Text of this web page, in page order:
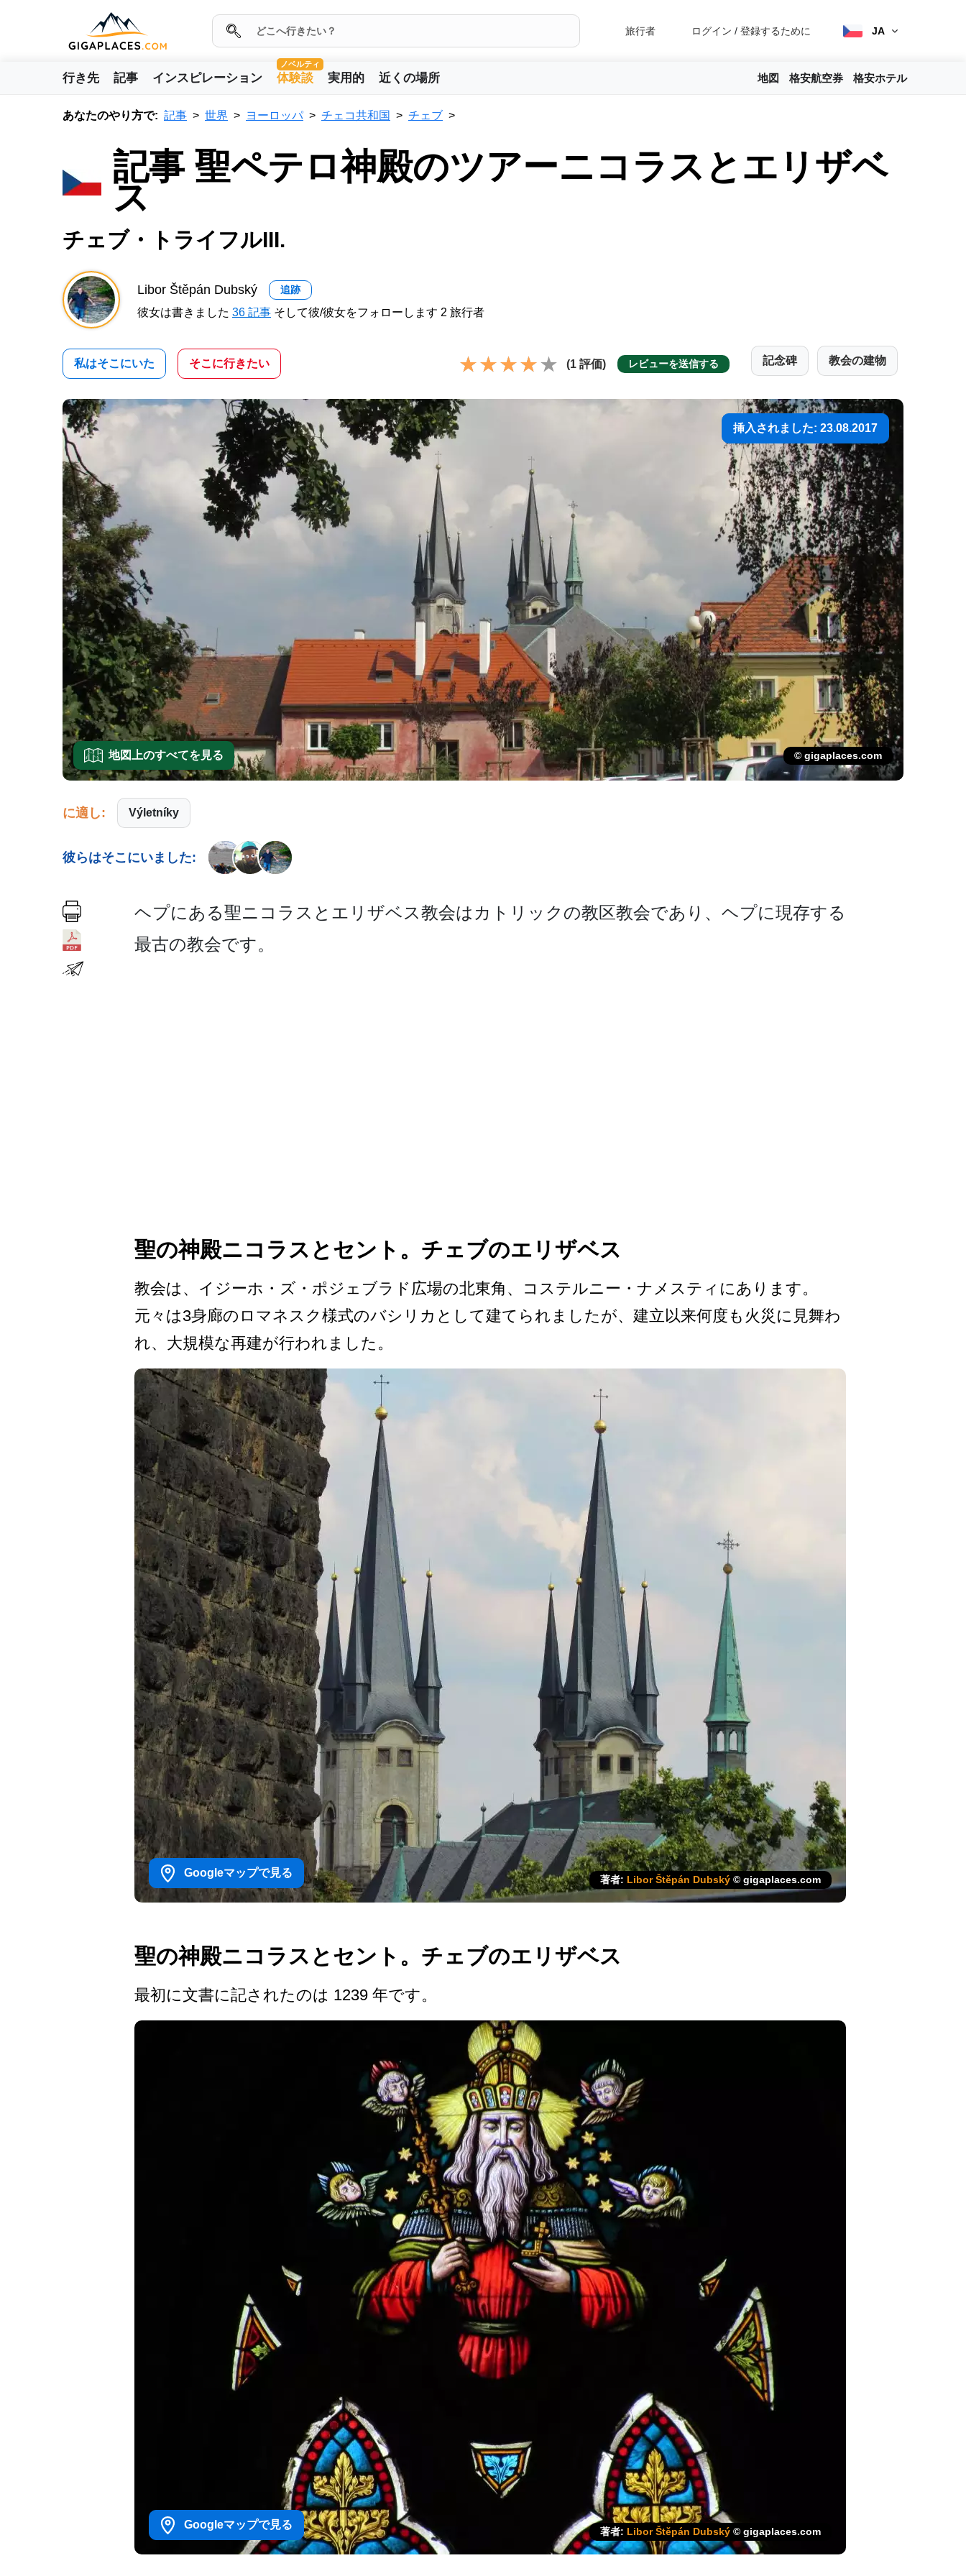
旅行者 ログイン / 登録するために JA
行き先 記事 インスピレーション
ノベルティ
体験談 実用的 近くの場所 地図 格安航空券 格安ホテル
あなたのやり方で: 記事 世界 ヨーロッパ チェコ共和国 チェブ
記事 聖ペテロ神殿のツアーニコラスとエリザベ
ス
チェブ・トライフルIII.
Libor Štěpán Dubský 追跡
彼女は書きました 36 記事 そして彼/彼女をフォローします 2 旅行者
私はそこにいた そこに行きたい (1 評価) レビューを送信する 記念碑 教会の建物
挿入されました: 23.08.2017
地図上のすべてを見る © gigaplaces.com
に適し: Výletníky
彼らはそこにいました:
ヘプにある聖ニコラスとエリ­ザベス教会はカトリックの教区教会であり、ヘプに現­存する
最古の教会です。
聖の神殿ニコラスとセント。チェブのエリザベス
教会は、イジーホ・ズ・ポジ­ェブラド広場の北東角、コステルニー・ナメスティに­あります。
元々は3身廊のロマネスク様式のバシリカ­として建てられましたが、建立以来何度も火災に見舞­わ
れ、大規模な再建が行われました。
Googleマップで見る
著者: Libor Štěpán Dubský © gigaplaces.com
聖の神殿ニコラスとセント。チェブのエリザベス
最初に文書に記されたのは 1239 年です。
Googleマップで見る
著者: Libor Štěpán Dubský © gigaplaces.com